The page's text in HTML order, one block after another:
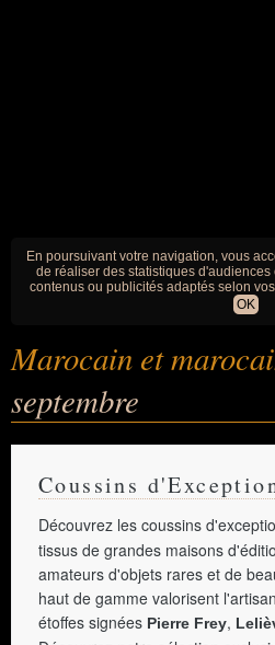
En poursuivant votre navigation, vous
de réaliser des statistiques
contenus ou publicités adaptés selon
OK
Marocain et
septembre
Coussins
Découvrez les coussins
tissus de grandes maisons
amateurs d'objets rares et de
haut de gamme valorisent
étoffes signées Pierre Frey,